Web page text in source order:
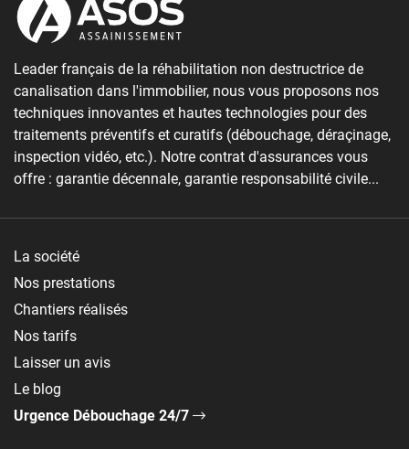
Leader français de la réhabilitation non destructrice de
canalisation dans l'immobilier, nous vous proposons nos
techniques innovantes et hautes technologies pour des
traitements préventifs et curatifs (débouchage, déraçinage,
inspection vidéo, etc.). Notre contrat d'assurances vous
offre : garantie décennale, garantie responsabilité civile...
La société
Nos prestations
Chantiers réalisés
Nos tarifs
Laisser un avis
Le blog
Urgence Débouchage 24/7